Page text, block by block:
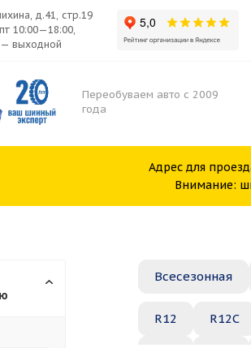
д.41, стр.19
10:00—18:00,
выходной
Переобуваем авто с 2009
года
Адрес для
Внимание:
Всесезонная
R12 R12C